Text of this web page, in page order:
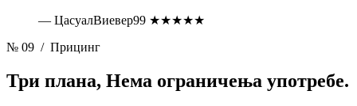
— ЦасуалВиевер99 ★★★★★
№ 09 / Прицинг
Три плана, Нема ограничења употребе.